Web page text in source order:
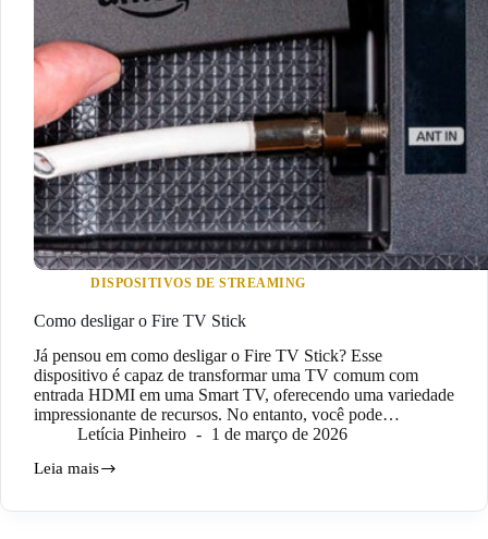
DISPOSITIVOS DE STREAMING
Como desligar o Fire TV Stick
Já pensou em como desligar o Fire TV Stick? Esse
dispositivo é capaz de transformar uma TV comum com
entrada HDMI em uma Smart TV, oferecendo uma variedade
impressionante de recursos. No entanto, você pode…
Letícia Pinheiro
1 de março de 2026
Leia mais
Como
o